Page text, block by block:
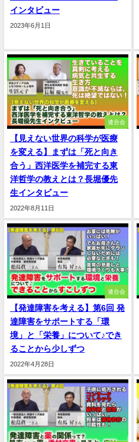
インタビュー
2023年6月1日
連合会
【見えない世界の科学が医療
を変える】まずは「死と向き
合う」西洋医学を補完する東
洋哲学の教えとは？長堀優先
生インタビュー
2022年8月11日
連合会
【発達障害を考える】第6回 発
達障害をサポートする「環
境」と「栄養」について♪でき
ることから少しずつ
2022年4月28日